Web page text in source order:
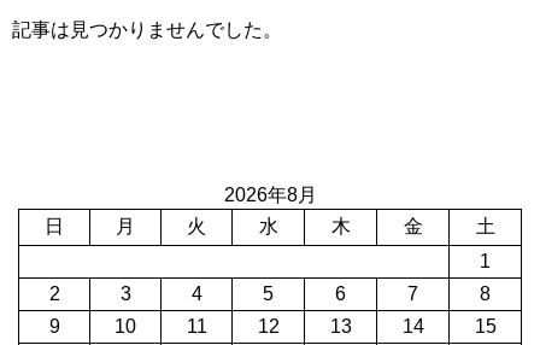
記事は見つかりませんでした。
2026年8月
日
月 火 水 木 金
土
1
2
3 4 5 6 7
8
9
10 11 12 13 14 15